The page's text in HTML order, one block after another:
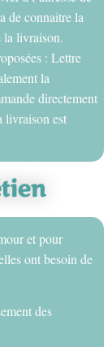
de connaitre la
la livraison.
: Lettre
la
directement
livraison est
et pour
ont besoin de
des